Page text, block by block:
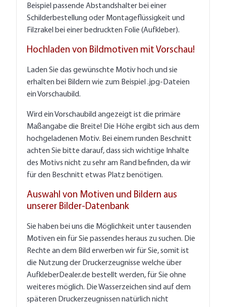
Beispiel passende Abstandshalter bei einer
Schilderbestellung oder Montageflüssigkeit und
Filzrakel bei einer bedruckten Folie (Aufkleber).
Hochladen von Bildmotiven mit Vorschau!
Laden Sie das gewünschte Motiv hoch und sie
erhalten bei Bildern wie zum Beispiel .jpg-Dateien
ein Vorschaubild.
Wird ein Vorschaubild angezeigt ist die primäre
Maßangabe die Breite! Die Höhe ergibt sich aus dem
hochgeladenen Motiv. Bei einem runden Beschnitt
achten Sie bitte darauf, dass sich wichtige Inhalte
des Motivs nicht zu sehr am Rand befinden, da wir
für den Beschnitt etwas Platz benötigen.
Auswahl von Motiven und Bildern aus
unserer Bilder-Datenbank
Sie haben bei uns die Möglichkeit unter tausenden
Motiven ein für Sie passendes heraus zu suchen. Die
Rechte an dem Bild erwerben wir für Sie, somit ist
die Nutzung der Druckerzeugnisse welche über
AufkleberDealer.de bestellt werden, für Sie ohne
weiteres möglich. Die Wasserzeichen sind auf dem
späteren Druckerzeugnissen natürlich nicht